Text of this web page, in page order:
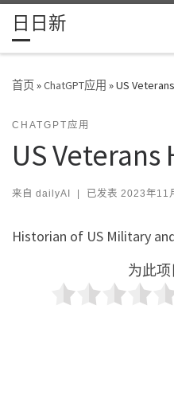
Skip to content
日日新
首页»ChatGPT应用 »US
CHATGPT应用
US
来自 dailyAI | 已发表 2023年11
Historian of US Military
为此